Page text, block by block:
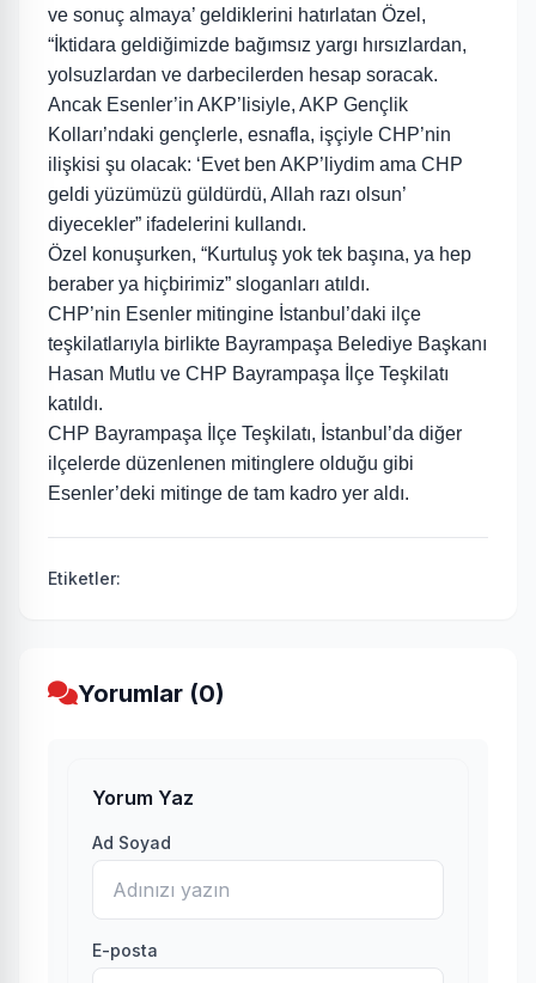
ve sonuç almaya’ geldiklerini hatırlatan Özel,
“İktidara geldiğimizde bağımsız yargı hırsızlardan,
yolsuzlardan ve darbecilerden hesap soracak.
Ancak Esenler’in AKP’lisiyle, AKP Gençlik
Kolları’ndaki gençlerle, esnafla, işçiyle CHP’nin
ilişkisi şu olacak: ‘Evet ben AKP’liydim ama CHP
geldi yüzümüzü güldürdü, Allah razı olsun’
diyecekler” ifadelerini kullandı.
Özel konuşurken, “Kurtuluş yok tek başına, ya hep
beraber ya hiçbirimiz” sloganları atıldı.
CHP’nin Esenler mitingine İstanbul’daki ilçe
teşkilatlarıyla birlikte Bayrampaşa Belediye Başkanı
Hasan Mutlu ve CHP Bayrampaşa İlçe Teşkilatı
katıldı.
CHP Bayrampaşa İlçe Teşkilatı, İstanbul’da diğer
ilçelerde düzenlenen mitinglere olduğu gibi
Esenler’deki mitinge de tam kadro yer aldı.
Etiketler:
Yorumlar (0)
Yorum Yaz
Ad Soyad
E-posta